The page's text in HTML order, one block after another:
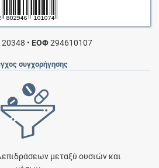
20348 • ΕΟΦ294610107
συγχορήγησης
μεταξύ ουσιών και